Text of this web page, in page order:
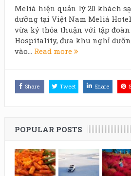
Meliá hiện quản lý 20 khách
dưỡng tại Việt Nam Meliá
vừa ký thỏa thuận với tập đoàn
Hospitality, đưa khu nghỉ
vào... Read more
Share Tweet Share
POPULAR POSTS